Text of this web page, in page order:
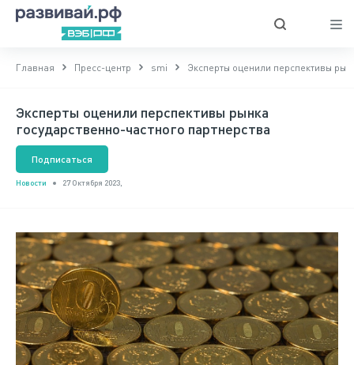
Главная Пресс-центр smi Эксперты оценили перспективы
Эксперты оценили перспективы рынка
государственно-частного партнерства
Подписаться
Новости 27 Октября 2023,